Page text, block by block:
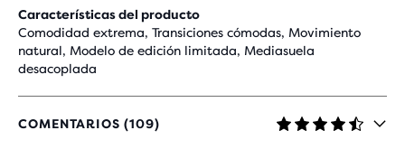
Características del producto
Comodidad extrema, Transiciones cómodas, Movimiento
natural, Modelo de edición limitada, Mediasuela
desacoplada
COMENTARIOS (109)
4,4